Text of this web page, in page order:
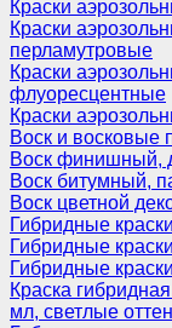
Краски
Краски
перламутровые
Краски
флуоресцентные
Краски
Воск и восковые
Воск финишный,
Воск битумный,
Воск цветной
Гибридные краски
Гибридные
Гибридные
Краска
мл, светлые